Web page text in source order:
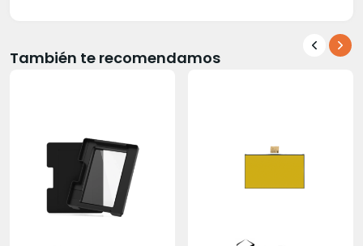
También te recomendamos